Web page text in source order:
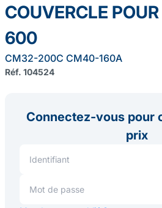
COUVERCLE
600
CM32-200C CM40-160A
Réf. 104524
Connectez-vous pour
prix